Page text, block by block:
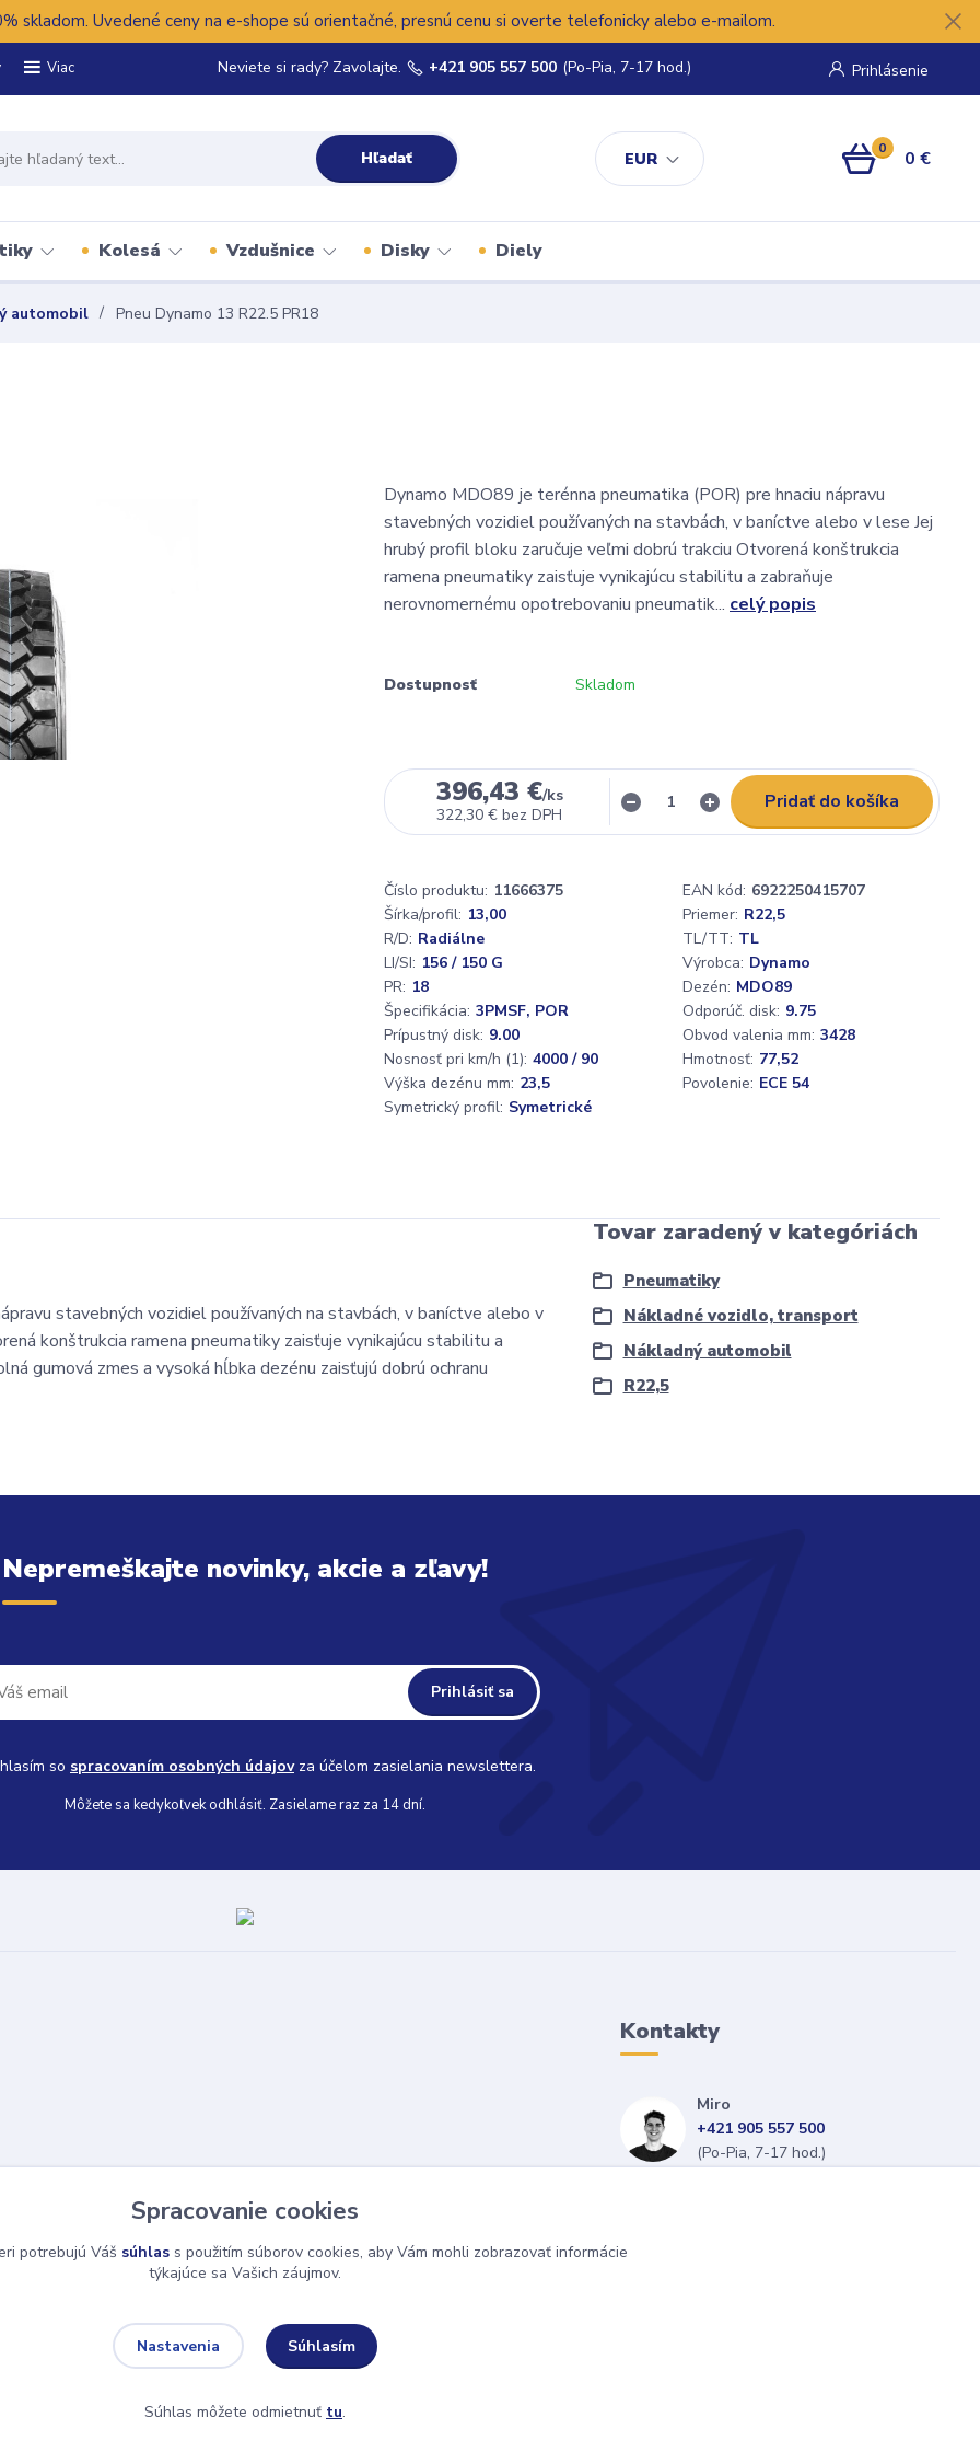
skladom. Uvedené ceny na e-shope sú orientačné, presnú cenu si overte telefonicky alebo e-mailom.
Viac
EUR
Prihlásenie
Hľadať
Neviete si rady? Zavolajte. +421 905 557 500 (Po-Pia, 7-17 hod.)
0 0 €
Kolesá Vzdušnice Disky Diely
automobil Pneu Dynamo 13 R22.5 PR18
Dynamo MDO89 je terénna pneumatika (POR) pre hnaciu nápravu
stavebných vozidiel používaných na stavbách, v baníctve alebo v lese Jej
hrubý profil bloku zaručuje veľmi dobrú trakciu Otvorená konštrukcia
ramena pneumatiky zaisťuje vynikajúcu stabilitu a zabraňuje
nerovnomernému opotrebovaniu pneumatik... celý popis
Dostupnosť Skladom
396,43 €/ks
322,30 € bez DPH
Pridať do košíka
Číslo produktu: 11666375 EAN kód: 6922250415707
Šírka/profil: 13,00 Priemer: R22,5
R/D: Radiálne TL/TT: TL
LI/SI: 156 / 150 G Výrobca: Dynamo
PR: 18 Dezén: MDO89
Špecifikácia: 3PMSF, POR Odporúč. disk: 9.75
Prípustný disk: 9.00 Obvod valenia mm: 3428
Nosnosť pri km/h (1): 4000 / 90 Hmotnosť: 77,52
Výška dezénu mm: 23,5 Povolenie: ECE 54
Symetrický profil: Symetrické
stavebných vozidiel používaných na stavbách, v baníctve alebo v
konštrukcia ramena pneumatiky zaisťuje vynikajúcu stabilitu a
gumová zmes a vysoká hĺbka dezénu zaisťujú dobrú ochranu
Tovar zaradený v kategóriách
Pneumatiky
Nákladné vozidlo, transport
Nákladný automobil
R22,5
Nepremeškajte novinky, akcie a zľavy!
Prihlásiť sa
so spracovaním osobných údajovza účelom zasielania newslettera.
Môžete sa kedykoľvek odhlásiť. Zasielame raz za 14 dní.
Kontakty
Miro
+421 905 557 500
(Po-Pia, 7-17 hod.)
Spracovanie cookies
potrebujú Váš súhlas s použitím súborov cookies, aby Vám mohli zobrazovať informácie
týkajúce sa Vašich záujmov.
Nastavenia Súhlasím
Súhlas môžete odmietnuť tu.